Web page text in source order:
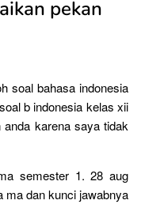
pekan
soal bahasa indonesia
b indonesia kelas xii
karena saya tidak
semester 1. 28 aug
ma dan kunci jawabnya